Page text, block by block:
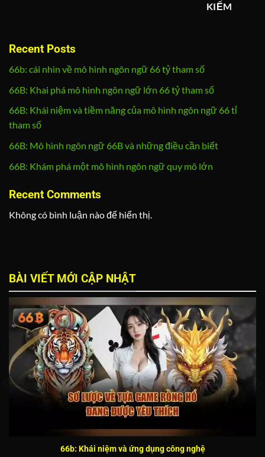
KIẾM
Recent Posts
66b: cái nhìn về mô hình ngôn ngữ 66 tỷ tham số
66B: Khai phá mô hình ngôn ngữ lớn 66 tỷ tham số
66B: Khái niệm và tiềm năng của mô hình ngôn ngữ 66 tỉ
tham số
66B: Mô hình ngôn ngữ 66B và những điều cần biết
66B: Khám phá một mô hình ngôn ngữ quy mô lớn
Recent Comments
Không có bình luận nào để hiển thị.
BÀI VIẾT MỚI CẬP NHẬT
66b: Khái niệm và ứng dụng công nghệ